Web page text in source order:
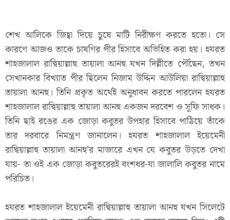
শেখ আলিকে জিহ্বা দিয়ে চুষে মাটি নিরীক্ষণ করতে হতো। সে
কারণে আজও তাকে চাষণির পীর হিসাবে অভিহিত করা হয়। হযরত
শাহজালাল রাদ্বিয়াল্লাহু তায়ালা আনহু যখন দিল্লীতে পৌঁছেন, তখন
সেখানকার বিখ্যাত পীর ছিলেন নিজাম উদ্দিন আউলিয়া রাদ্বিয়াল্লাহু
তায়ালা আনহু। তিনি প্রকৃত অর্থেই অনুধাবন করতে পারলেন হযরত
শাহজালাল রাদ্বিয়াল্লাহু তায়ালা আনহু একজন দরবেশ ও সূফি সাধক।
তিনি ছাই রঙের এক জোড়া কবুতর উপহার হিসাবে পাঠিয়ে তাঁকে
তার দরবারে নিমন্ত্রণ জানালেন। হযরত শাহজালাল ইয়েমেনী
রাদ্বিয়াল্লাহু তায়ালা আনহু’র মাজারে এখন যে কবুতর উড়তে দেখা
যায়- তা ওই এক জোড়া কবুতরেরই বংশধর-যা জালালি কবুতর নামে
পরিচিত।
হযরত শাহজালাল ইয়েমেনী রাদ্বিয়াল্লাহু তায়ালা আনহু যখন সিলেটে